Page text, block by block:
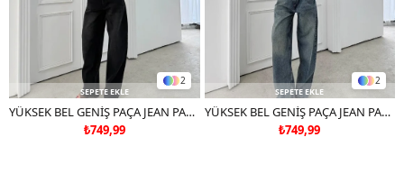
2
SEPETE EKLE
YÜKSEK BEL GENİŞ PAÇA JEAN PANTOLON SİYAH
₺749,99
2
SEPETE EKLE
YÜKSEK BEL GENİŞ PAÇA JEAN PANTOLON
₺749,99